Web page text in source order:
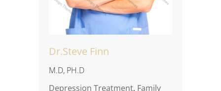
Dr.Steve Finn
M.D, PH.D
Depression Treatment, Family